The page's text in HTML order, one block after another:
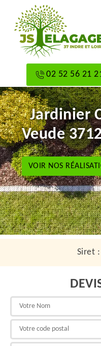
02 52 56 21
Jardinier
Veude
VOIR NOS
Siret